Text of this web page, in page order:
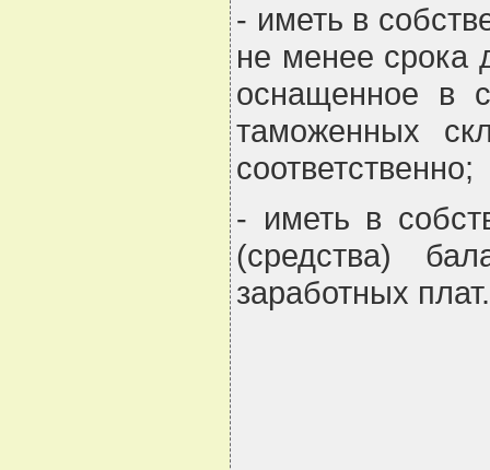
- иметь в
не менее срока
оснащенное в
таможенных
соответственно;
- иметь в
(средства)
заработных плат.